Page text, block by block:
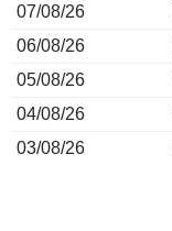
07/08/26
06/08/26
05/08/26
04/08/26
03/08/26